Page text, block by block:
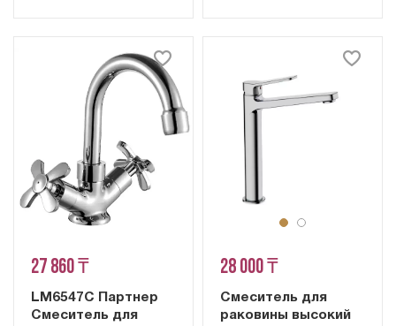
27 860 ₸
LM6547C Партнер
Смеситель для
28 000 ₸
Смеситель для
раковины высокий